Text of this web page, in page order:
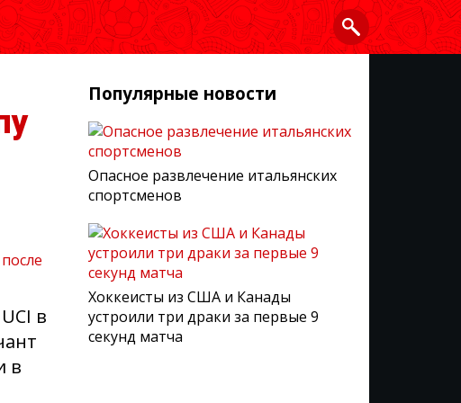
в
в
Популярные новости
Опасное развлечение итальянских
спортсменов
Хоккеисты из США и Канады
устроили три драки за первые 9
секунд матча